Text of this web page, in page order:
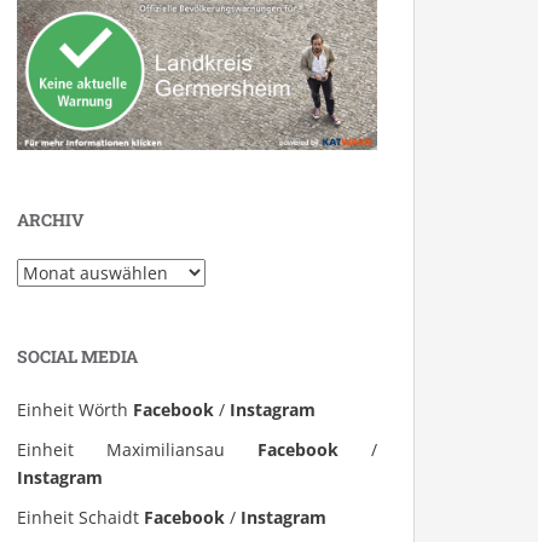
ARCHIV
Archiv
SOCIAL MEDIA
Einheit Wörth Facebook / Instagram
Einheit Maximiliansau Facebook /
Instagram
Einheit Schaidt Facebook / Instagram